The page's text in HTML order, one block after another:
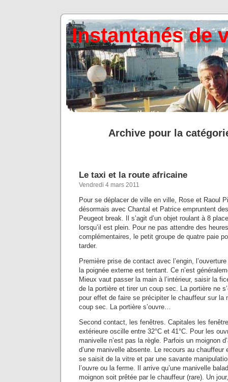
Instantanés de
Archive pour la
Le taxi et la route africaine
Vendredi 4 mars 2011
Pour se déplacer de ville en ville, Rose et Raoul
désormais avec Chantal et Patrice empruntent
Peugeot break. Il s’agit d’un objet roulant à 8
lorsqu’il est plein. Pour ne pas attendre des
complémentaires, le petit groupe de quatre paie
tarder.
Première prise de contact avec l’engin,
la poignée externe est tentant. Ce n’est
Mieux vaut passer la main à l’intérieur, saisir la
de la portière et tirer un coup sec. La portière ne
pour effet de faire se précipiter le chauffeur sur la
coup sec. La portière s’ouvre…
Second contact, les fenêtres. Capitales les
extérieure oscille entre 32°C et 41°C. Pour les
manivelle n’est pas la règle. Parfois un moignon
d’une manivelle absente. Le recours au
se saisit de la vitre et par une savante
l’ouvre ou la ferme. Il arrive qu’une manivelle
moignon soit prêtée par le chauffeur (rare). Un